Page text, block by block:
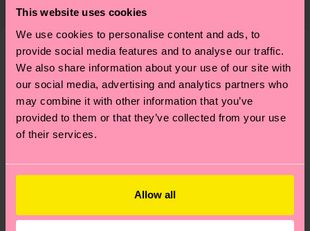
This website uses cookies
We use cookies to personalise content and ads, to
provide social media features and to analyse our traffic.
We also share information about your use of our site with
our social media, advertising and analytics partners who
may combine it with other information that you’ve
provided to them or that they’ve collected from your use
of their services.
Allow all
Información detallada:
PRODUCTO 1:73% Mezcla de algodón orgánico,
23% Poliamida, 4% Elastano
PRODUCTO 2:
73% Mezcla de algodón orgánico,
23% Poliamida, 4% Elastano
23% Poliamida, 4% Elastano
montón de cosas más. ¿Quieres descubrirlo todo y
llevarte algunos trucos? Pásate por nuestra
de sostenibilidad.
tiempo exacto puede variar según el servicio
postal local.
¿Tienes dudas sobre las devoluciones? Visita
nuestra página deDevolucionespara ver las
respuestas a las preguntas más frecuentes.
Diseños parecidos
Special Edition